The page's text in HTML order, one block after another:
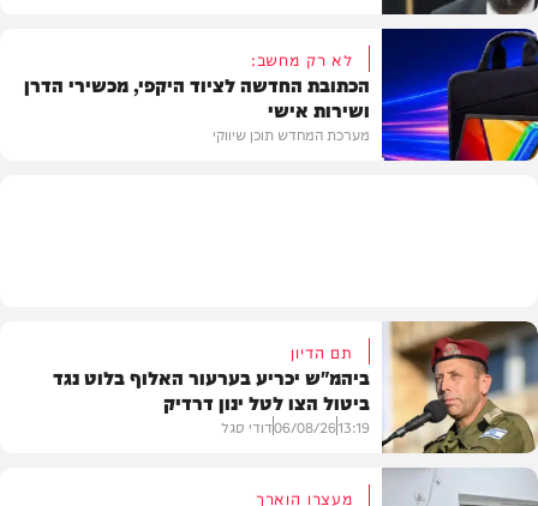
וידאו
לא רק מחשב:
הכתובת החדשה לציוד היקפי, מכשירי הדרן
ושירות אישי
מערכת המחדש תוכן שיווקי
תם הדיון
ביהמ"ש יכריע בערעור האלוף בלוט נגד
ביטול הצו לטל ינון דרדיק
13:19
06/08/26דודי סגל
מעצרו הוארך